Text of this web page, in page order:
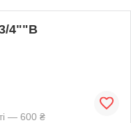
4""В
— 600 ₴